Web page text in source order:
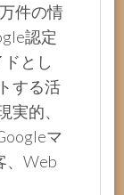
件の情
認定
とし
する活
実的、
マ
、Web